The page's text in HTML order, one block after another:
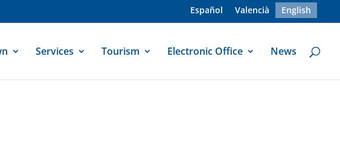
Español Valencià English
Services Tourism Electronic Office News